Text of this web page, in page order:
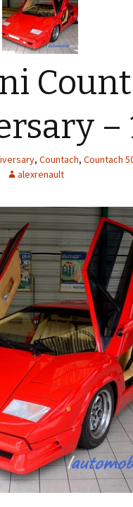
–
, Countach, Countach
alexrenault